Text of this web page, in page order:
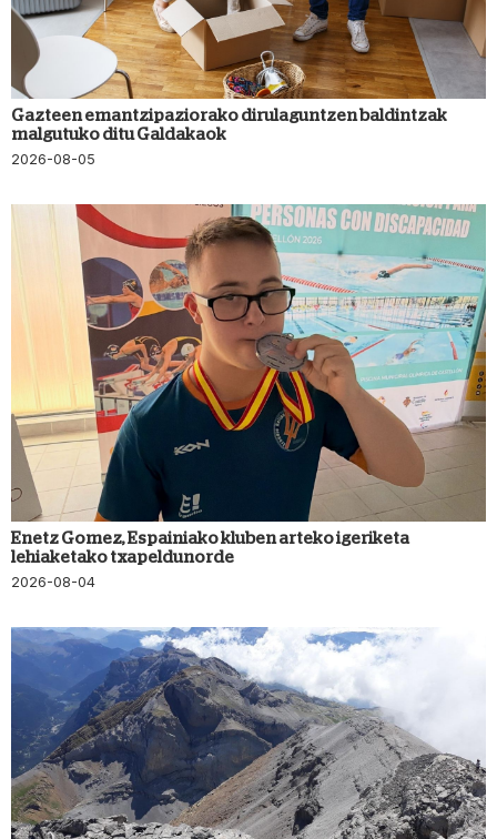
Gazteen emantzipaziorako dirulaguntzen baldintzak
malgutuko ditu Galdakaok
2026-08-05
Enetz Gomez, Espainiako kluben arteko igeriketa
lehiaketako txapeldunorde
2026-08-04